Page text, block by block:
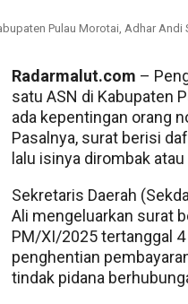
Pulau Morotai, Adhar
Radarmalut.com –
satu ASN di Kabupaten
ada kepentingan orang
Pasalnya, surat berisi
lalu isinya dirombak
Sekretaris Daerah
Ali mengeluarkan surat
PM/XI/2025 tertanggal
penghentian
tindak pidana